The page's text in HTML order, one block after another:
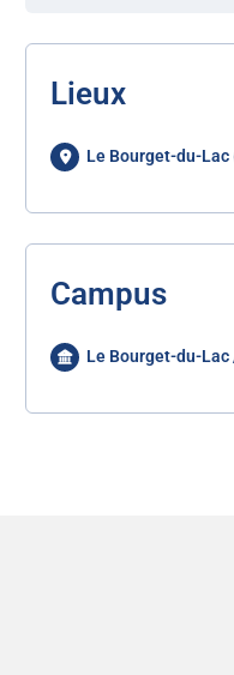
Lieux
Le Bourget-du-Lac
Campus
Le Bourget-du-